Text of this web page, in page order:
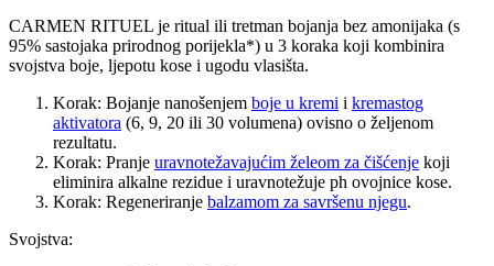
CARMEN RITUEL je ritual ili tretman bojanja bez amonijaka (s
95% sastojaka prirodnog porijekla*) u 3 koraka koji kombinira
svojstva boje, ljepotu kose i ugodu vlasišta.
Korak: Bojanje nanošenjem boje u kremi i kremastog
aktivatora (6, 9, 20 ili 30 volumena) ovisno o željenom
rezultatu.
Korak: Pranje uravnotežavajućim želeom za čišćenje koji
eliminira alkalne rezidue i uravnotežuje ph ovojnice kose.
Korak: Regeneriranje balzamom za savršenu njegu.
Svojstva: